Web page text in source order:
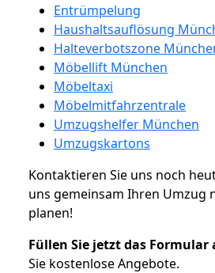
Entrümpelung
Haushaltsauflösung
Halteverbotszone
Möbellift München
Möbeltaxi
Möbelmitfahrzentrale
Umzugshelfer München
Umzugskartons
Kontaktieren Sie uns noch
uns gemeinsam Ihren Umzug
planen!
Füllen Sie jetzt das Formular
Sie kostenlose Angebote.